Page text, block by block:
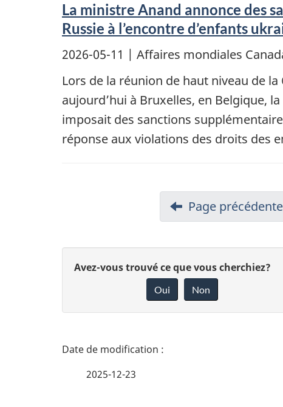
La ministre Anand annonce des
Russie à l’encontre d’enfants
2026-05-11 | Affaires mondiales
Lors de la réunion de haut niveau de
aujourd’hui à Bruxelles, en Belgique,
imposait des sanctions
réponse aux violations des droits des
Page précédente
D
n
n
Avez-vous trouvé ce que vous cherchiez?
Oui Non
D
2025-12-23